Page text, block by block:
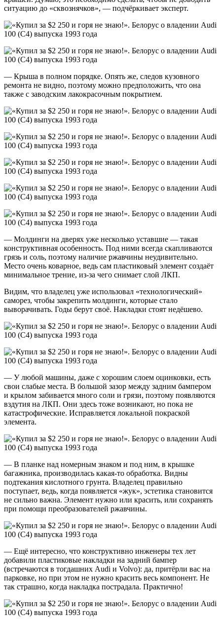
ситуацию до «сквознячков», — подчёркивает эксперт.
— Крыша в полном порядке. Опять же, следов кузовного
ремонта не видно, поэтому можно предположить, что она
также с заводским лакокрасочным покрытием.
— Молдинги на дверях уже несколько уставшие — такая
конструктивная особенность. Под ними всегда скапливаются
грязь и соль, поэтому наличие ржавчины неудивительно.
Место очень коварное, ведь сам пластиковый элемент создаёт
минимальное трение, из-за чего снимает слой ЛКП.
Видим, что владелец уже использовал «технологический»
саморез, чтобы закрепить молдинги, которые стало
выворачивать. Годы берут своё. Накладки стоят недёшево.
— У любой машины, даже с хорошим слоем оцинковки, есть
свои слабые места. В большой зазор между задним бампером
и крылом забивается много соли и грязи, поэтому появляются
вздутия на ЛКП. Они здесь тоже возникают, но пока не
катастрофические. Исправляется локальной покраской
элемента.
— В планке над номерным знаком и под ним, в крышке
багажника, производилась какая-то обработка. Видны
подтекания кислотного грунта. Владелец правильно
поступает, ведь, когда появляется «жук», эстетика становится
не сильно важна. Элемент нужно или красить, или сохранять
при помощи преобразователей ржавчины.
— Ещё интересно, что конструктивно инженеры тех лет
добавили пластиковые накладки на задний бампер
(встречаются в тогдашних Audi и Volvo): да, притёрли вас на
парковке, но при этом не нужно красить весь компонент. Не
так страшно, когда накладка пострадала. Практично!